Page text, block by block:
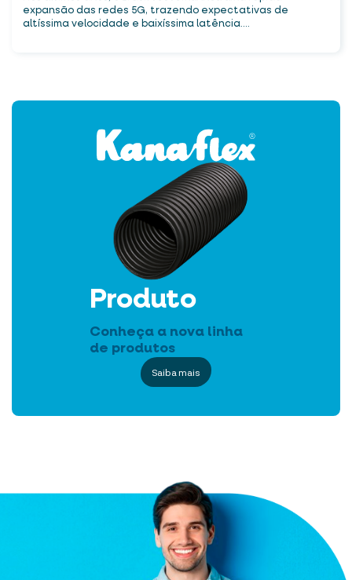
expansão das redes 5G, trazendo expectativas de
altíssima velocidade e baixíssima latência....
Produto
Conheça a nova linha
de produtos
Saiba mais